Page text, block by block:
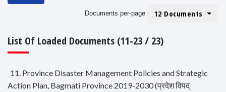
Documents per-page 12 Documents
List Of Loaded Documents (11-23 / 23)
11. Province Disaster Management Policies and Strategic
Action Plan, Bagmati Province 2019-2030 (प्रदेश विपद्